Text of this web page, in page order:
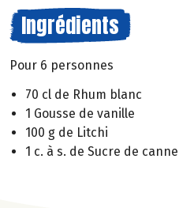
Ingrédients
Pour 6 personnes
70 cl de Rhum blanc
1 Gousse de vanille
100 g de Litchi
1 c. à s. de Sucre de canne